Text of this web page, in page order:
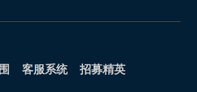
客服系统
招募精英